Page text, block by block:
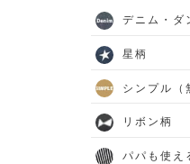
デニム・ダ
星柄
シンプル（
リボン柄
パパも使え